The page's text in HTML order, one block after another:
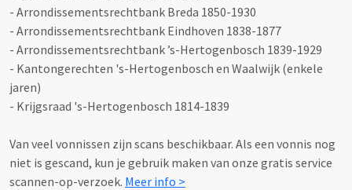
- Arrondissementsrechtbank Breda 1850-1930
- Arrondissementsrechtbank Eindhoven 1838-1877
- Arrondissementsrechtbank ’s-Hertogenbosch 1839-1929
- Kantongerechten 's-Hertogenbosch en Waalwijk (enkele
jaren)
- Krijgsraad 's-Hertogenbosch 1814-1839
Van veel vonnissen zijn scans beschikbaar. Als een vonnis nog
niet is gescand, kun je gebruik maken van onze gratis service
scannen-op-verzoek. Meer info >